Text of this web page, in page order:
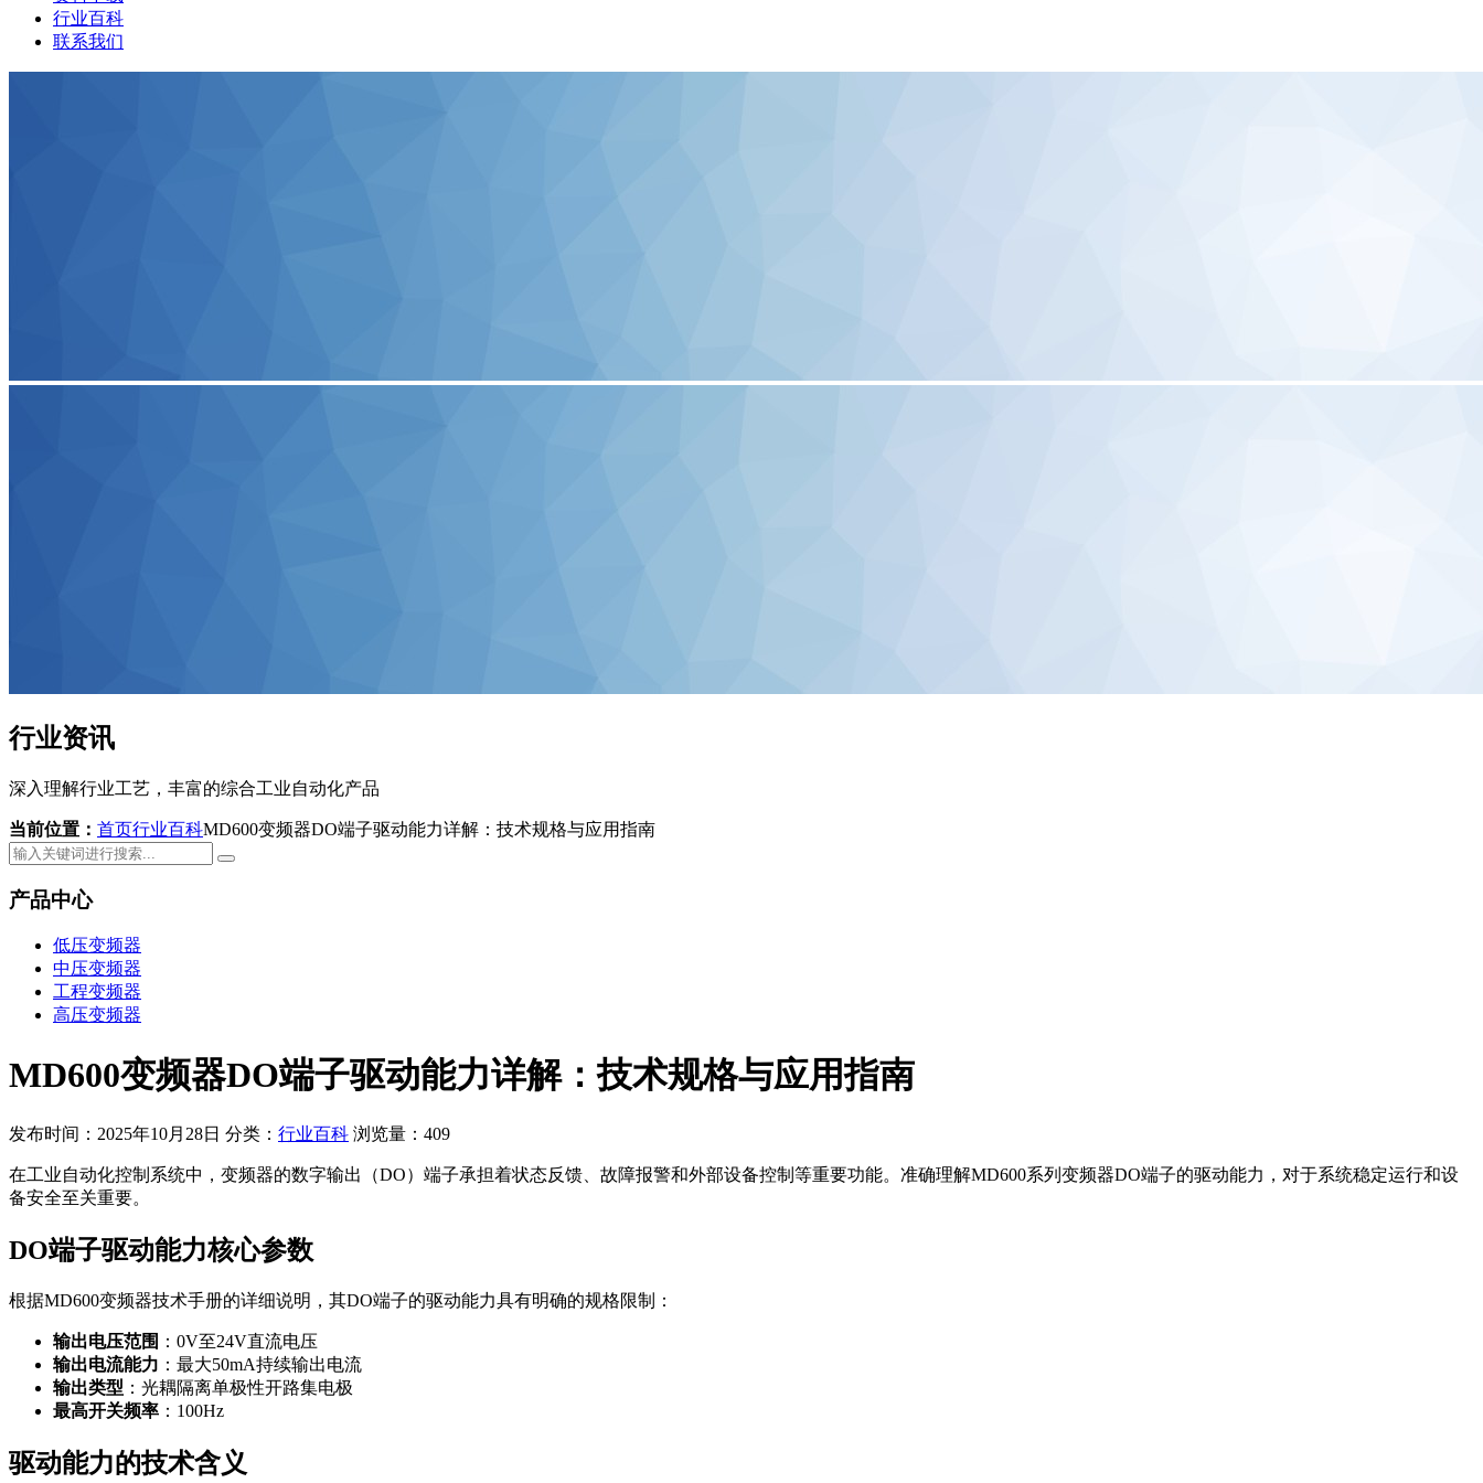
行业百科
联系我们
行业资讯
深入理解行业工艺，丰富的综合工业自动化产品
当前位置： 首页行业百科MD600变频器DO端子驱动能力详解：技术规格与应用指南
产品中心
低压变频器
中压变频器
工程变频器
高压变频器
MD600变频器DO端子驱动能力详解：技术规格与应用指南
发布时间：2025年10月28日 分类： 行业百科 浏览量：409
在工业自动化控制系统中，变频器的数字输出（DO）端子承担着状态反馈、故障报警和外部设备控制等重要功能。准确理解MD600系列变频器DO端子的驱动能力，对于系统稳定运行和设
备安全至关重要。
DO端子驱动能力核心参数
根据MD600变频器技术手册的详细说明，其DO端子的驱动能力具有明确的规格限制：
输出电压范围 ：0V至24V直流电压
输出电流能力 ：最大50mA持续输出电流
输出类型 ：光耦隔离单极性开路集电极
最高开关频率 ：100Hz
驱动能力的技术含义